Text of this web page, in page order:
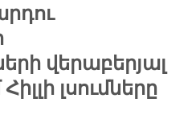
վերաբերյալ
լսումները